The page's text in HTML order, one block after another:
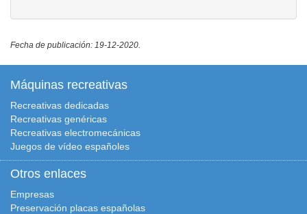
Fecha de publicación: 19-12-2020.
Máquinas recreativas
Recreativas dedicadas
Recreativas genéricas
Recreativas electromecánicas
Juegos de vídeo españoles
Otros enlaces
Empresas
Preservación placas españolas